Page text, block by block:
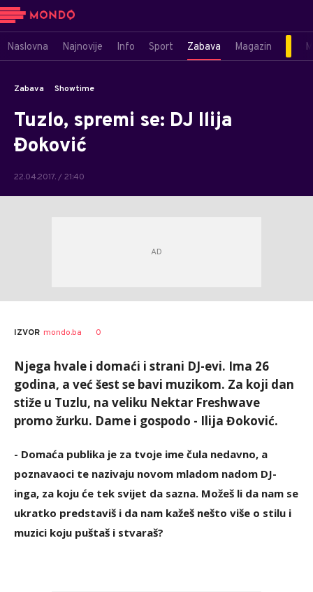
Naslovna Najnovije Info Sport Zabava Magazin
Zabava Showtime
Tuzlo, spremi se: DJ Ilija
Đoković
22.04.2017. / 21:40
AUTOR Kerkez
IZVOR mondo.ba 0
Njega hvale i domaći i strani DJ-evi. Ima 26
godina, a već šest se bavi muzikom. Za koji dan
stiže u Tuzlu, na veliku Nektar Freshwave
promo žurku. Dame i gospodo - Ilija Đoković.
- Domaća publika je za tvoje ime čula nedavno, a
poznavaoci te nazivaju novom mladom nadom DJ-
inga, za koju će tek svijet da sazna. Možeš li da nam se
ukratko predstaviš i da nam kažeš nešto više o stilu i
muzici koju puštaš i stvaraš?